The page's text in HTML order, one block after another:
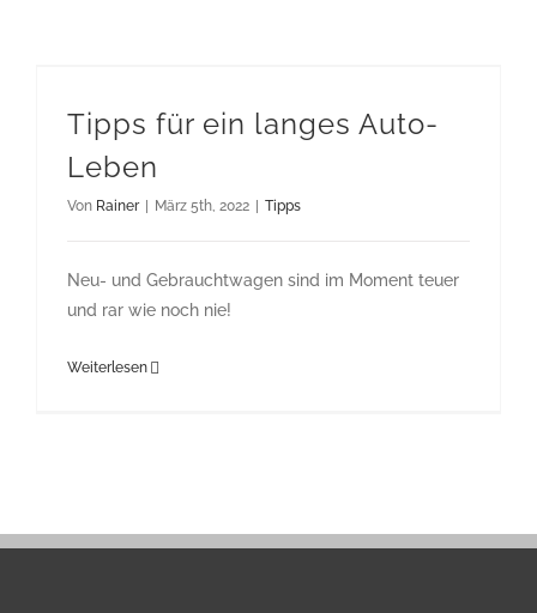
Tipps für ein langes Auto-
Leben
Von Rainer | März 5th, 2022 | Tipps
Neu- und Gebrauchtwagen sind im Moment teuer
und rar wie noch nie!
Weiterlesen